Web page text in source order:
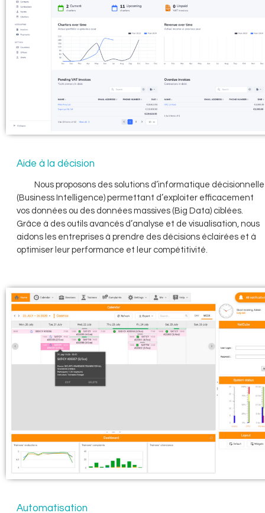
Aide à la décision
Nous proposons des solutions d’informatique décisionnelle
(Business Intelligence) permettant d’exploiter efficacement
vos données ou des données massives (Big Data) ciblées.
Grâce à des outils avancés d’analyse et de visualisation, nous
aidons les entreprises à prendre des décisions éclairées et à
optimiser leur performance et leur compétitivité.
Automatisation